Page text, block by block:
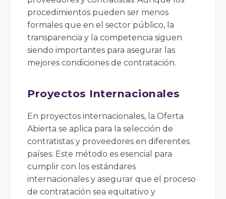
procedimientos pueden ser menos
formales que en el sector público, la
transparencia y la competencia siguen
siendo importantes para asegurar las
mejores condiciones de contratación.
Proyectos Internacionales
En proyectos internacionales, la Oferta
Abierta se aplica para la selección de
contratistas y proveedores en diferentes
países. Este método es esencial para
cumplir con los estándares
internacionales y asegurar que el proceso
de contratación sea equitativo y